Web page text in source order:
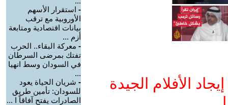
الأفلام الجيدة
- استقرار الأسهم
الأوروبية مع ترقب
بيانات اقتصادية ومتابعة
أزم ...
- معركة البقاء.. الحرب
تفتك بمرضى السرطان
في السودان وسط انهيا
...
- شريان الحياة يعود
للسودان: تأمين طريق
الصادرات يفتح آفاقاً ا ...